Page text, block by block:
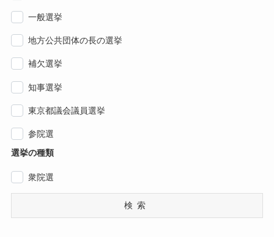
一般選挙
地方公共団体の長の選挙
補欠選挙
知事選挙
東京都議会議員選挙
参院選
選挙の種類
衆院選
検索